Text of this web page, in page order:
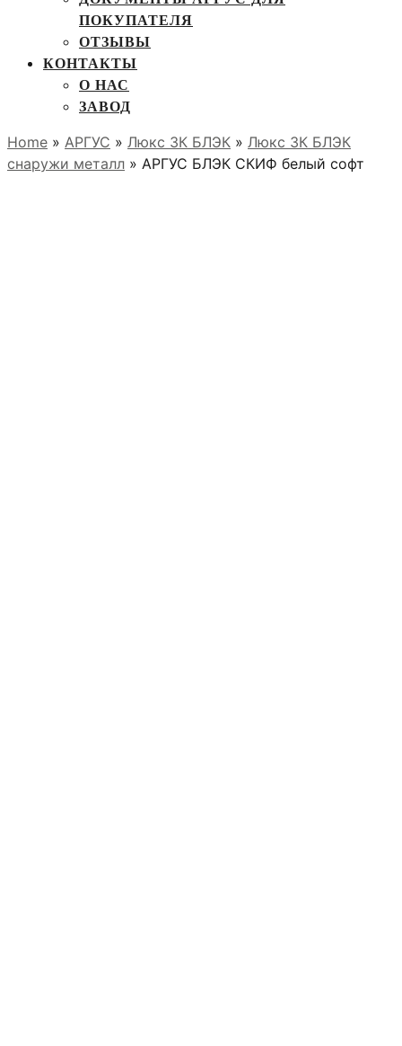
ПОКУПАТЕЛЯ
ОТЗЫВЫ
КОНТАКТЫ
О НАС
ЗАВОД
Home » АРГУС » Люкс 3К БЛЭК » Люкс 3К БЛЭК
снаружи металл » АРГУС БЛЭК СКИФ белый софт